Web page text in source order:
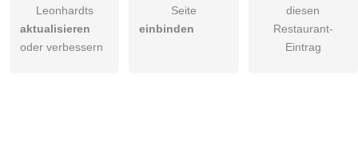
Leonhardts
aktualisieren
oder verbessern
Seite
einbinden
diesen
Restaurant-
Eintrag